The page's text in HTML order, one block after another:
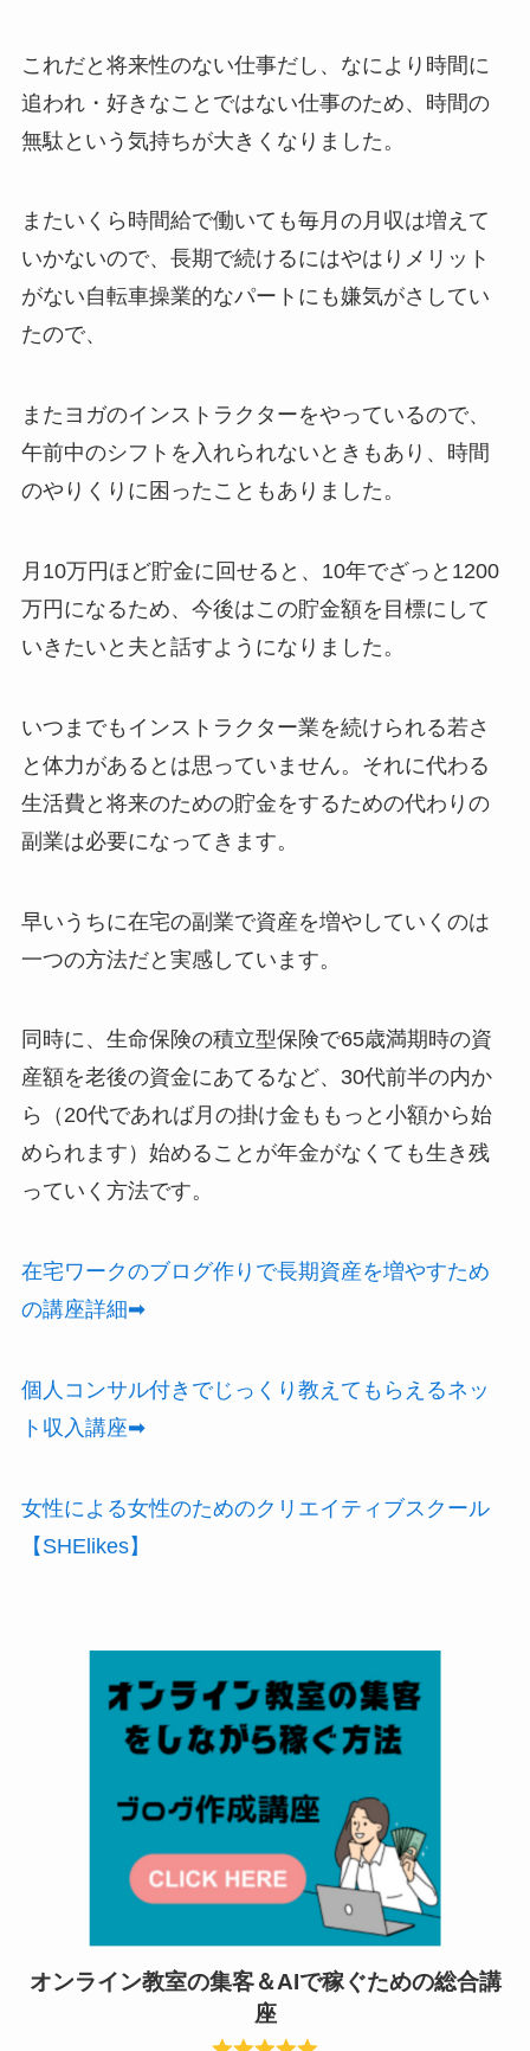
これだと将来性のない仕事だし、なにより時間に
追われ・好きなことではない仕事のため、時間の
無駄という気持ちが大きくなりました。
またいくら時間給で働いても毎月の月収は増えて
いかないので、長期で続けるにはやはりメリット
がない自転車操業的なパートにも嫌気がさしてい
たので、
またヨガのインストラクターをやっているので、
午前中のシフトを入れられないときもあり、時間
のやりくりに困ったこともありました。
月10万円ほど貯金に回せると、10年でざっと1200
万円になるため、今後はこの貯金額を目標にして
いきたいと夫と話すようになりました。
いつまでもインストラクター業を続けられる若さ
と体力があるとは思っていません。それに代わる
生活費と将来のための貯金をするための代わりの
副業は必要になってきます。
早いうちに在宅の副業で資産を増やしていくのは
一つの方法だと実感しています。
同時に、生命保険の積立型保険で65歳満期時の資
産額を老後の資金にあてるなど、30代前半の内か
ら（20代であれば月の掛け金ももっと小額から始
められます）始めることが年金がなくても生き残
っていく方法です。
在宅ワークのブログ作りで長期資産を増やすため
の講座詳細➡
個人コンサル付きでじっくり教えてもらえるネッ
ト収入講座➡
女性による女性のためのクリエイティブスクール
【SHElikes】
オンライン教室の集客＆AIで稼ぐための総合講
座